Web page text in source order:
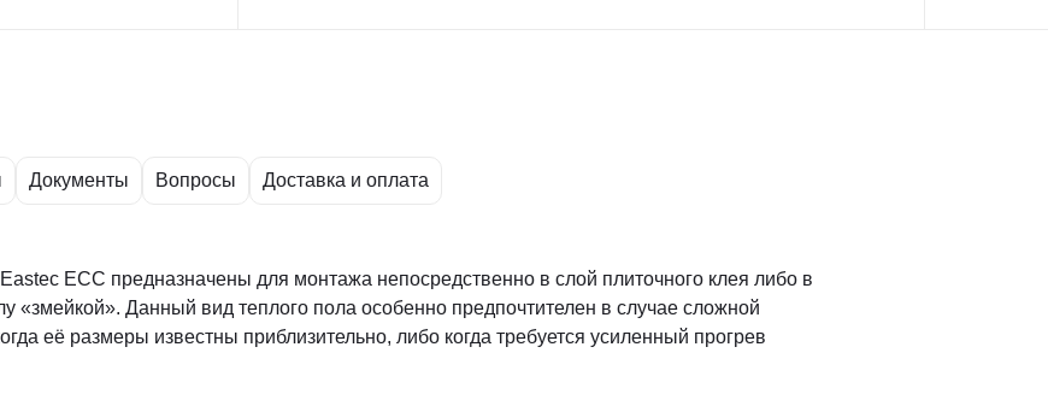
Документы Вопросы Доставка и оплата
ЕСС предназначены для монтажа непосредственно в слой плиточного клея либо в
«змейкой». Данный вид теплого пола особенно предпочтителен в случае сложной
её размеры известны приблизительно, либо когда требуется усиленный прогрев